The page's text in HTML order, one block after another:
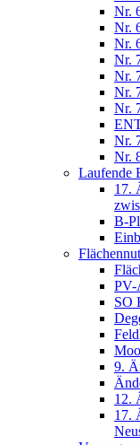
Nr.
Nr.
Nr.
Nr.
Nr.
Nr.
Nr.
Nr.
Nr.
Laufende
17.
B-
PV-
SO
9.
12.
17.